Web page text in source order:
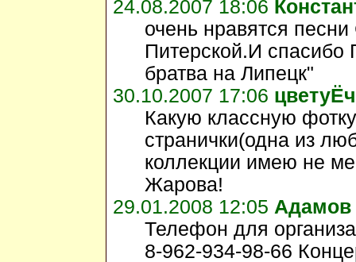
24.08.2007 18:06
очень нравятся
Питерской.И
братва на Липецк"
30.10.2007 17:06
Какую классную
странички(одна из
коллекции имею не
Жарова!
29.01.2008 12:05 Адамов
Телефон для
8-962-934-98-66